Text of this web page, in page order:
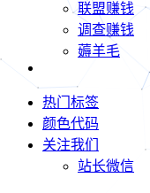
联盟赚钱
调查赚钱
薅羊毛
热门标签
颜色代码
关注我们
站长微信